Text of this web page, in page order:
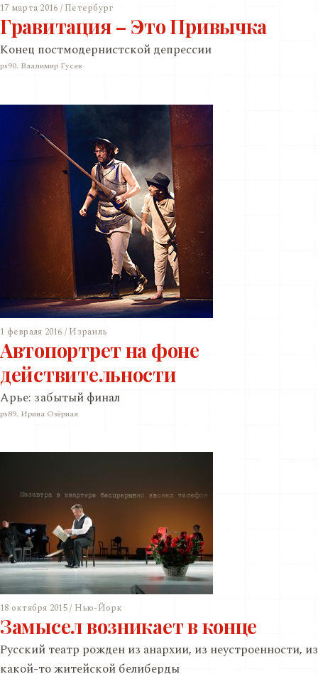
17 марта 2016 / Петербург
Гравитация – Это Привычка
Конец постмодернистской депрессии
ps90. Владимир Гусев
1 февраля 2016 / Израиль
Автопортрет на фоне
действительности
Арье: забытый финал
ps89. Ирина Озёрная
18 октября 2015 / Нью-Йорк
Замысел возникает в конце
Русский театр рожден из анархии, из неустроенности, из
какой-то житейской белиберды